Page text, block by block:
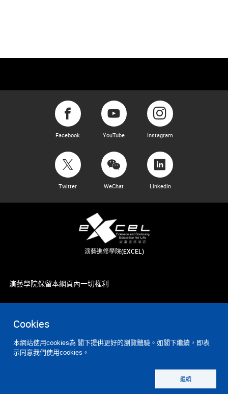
Cookies
本網站使用cookies為 閣下提供更好的瀏覽體驗。如閣下繼續，即表
示同意我們使用cookies。
繼續
Facebook YouTube Instagram
Twitter WeChat LinkedIn
演藝進修學院(EXCEL)
演藝學院保留本網頁內一切權利